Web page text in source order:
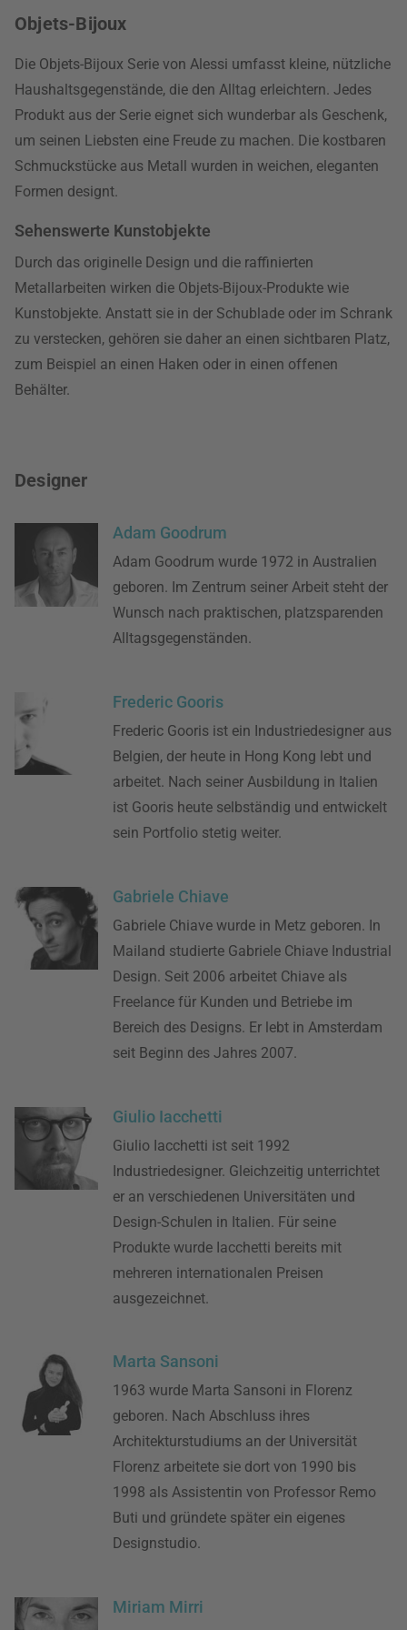
Objets-Bijoux
Die Objets-Bijoux Serie von Alessi umfasst kleine, nützliche
Haushaltsgegenstände, die den Alltag erleichtern. Jedes
Produkt aus der Serie eignet sich wunderbar als Geschenk,
um seinen Liebsten eine Freude zu machen. Die kostbaren
Schmuckstücke aus Metall wurden in weichen, eleganten
Formen designt.
Sehenswerte Kunstobjekte
Durch das originelle Design und die raffinierten
Metallarbeiten wirken die Objets-Bijoux-Produkte wie
Kunstobjekte. Anstatt sie in der Schublade oder im Schrank
zu verstecken, gehören sie daher an einen sichtbaren Platz,
zum Beispiel an einen Haken oder in einen offenen
Behälter.
Designer
Adam Goodrum
Adam Goodrum wurde 1972 in Australien
geboren. Im Zentrum seiner Arbeit steht der
Wunsch nach praktischen, platzsparenden
Alltagsgegenständen.
Frederic Gooris
Frederic Gooris ist ein Industriedesigner aus
Belgien, der heute in Hong Kong lebt und
arbeitet. Nach seiner Ausbildung in Italien
ist Gooris heute selbständig und entwickelt
sein Portfolio stetig weiter.
Gabriele Chiave
Gabriele Chiave wurde in Metz geboren. In
Mailand studierte Gabriele Chiave Industrial
Design. Seit 2006 arbeitet Chiave als
Freelance für Kunden und Betriebe im
Bereich des Designs. Er lebt in Amsterdam
seit Beginn des Jahres 2007.
Giulio Iacchetti
Giulio Iacchetti ist seit 1992
Industriedesigner. Gleichzeitig unterrichtet
er an verschiedenen Universitäten und
Design-Schulen in Italien. Für seine
Produkte wurde Iacchetti bereits mit
mehreren internationalen Preisen
ausgezeichnet.
Marta Sansoni
1963 wurde Marta Sansoni in Florenz
geboren. Nach Abschluss ihres
Architekturstudiums an der Universität
Florenz arbeitete sie dort von 1990 bis
1998 als Assistentin von Professor Remo
Buti und gründete später ein eigenes
Designstudio.
Miriam Mirri